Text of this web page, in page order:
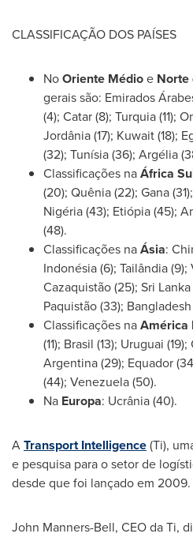
CLASSIFICAÇÃO DOS PAÍSES
NoOriente Médioe Norte
gerais são: Emirados
(4); Catar (8); Turquia (11);
Jordânia (17); Kuwait(18);
(32); Tunísia (36); Argélia
Classificações naÁfrica
(20); Quênia (22); Gana
Nigéria (43); Etiópia (45);
(48).
Classificações naÁsia:
Indonésia (6); Tailândia
Cazaquistão (25); Sri Lanka
Paquistão (33); Bangladesh
Classificações naAmérica
(11); Brasil (13); Uruguai
Argentina(29); Equador
(44); Venezuela(50).
Na Europa: Ucrânia (40).
ATransport Intelligence(Ti),
e pesquisa para o setor de
desde que foi lançado em 2009.
John Manners-Bell, CEO da Ti,